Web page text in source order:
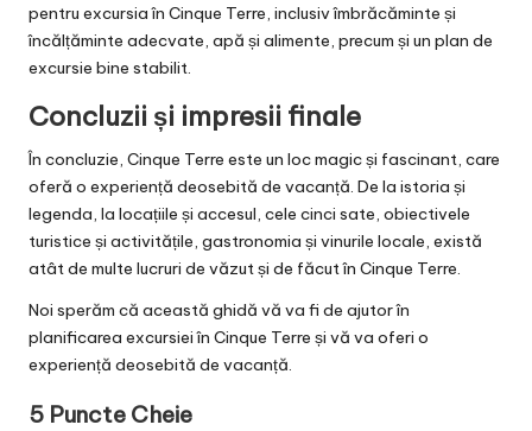
pentru excursia în Cinque Terre, inclusiv îmbrăcăminte și
încălțăminte adecvate, apă și alimente, precum și un plan de
excursie bine stabilit.
Concluzii și impresii finale
În concluzie, Cinque Terre este un loc magic și fascinant, care
oferă o experiență deosebită de vacanță. De la istoria și
legenda, la locațiile și accesul, cele cinci sate, obiectivele
turistice și activitățile, gastronomia și vinurile locale, există
atât de multe lucruri de văzut și de făcut în Cinque Terre.
Noi sperăm că această ghidă vă va fi de ajutor în
planificarea excursiei în Cinque Terre și vă va oferi o
experiență deosebită de vacanță.
5 Puncte Cheie